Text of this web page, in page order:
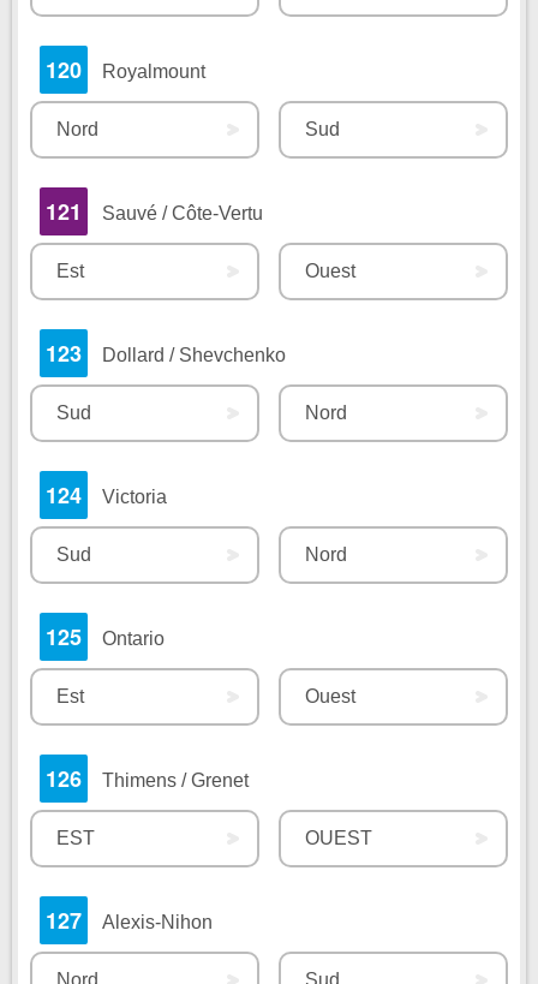
120 Royalmount
Nord Sud
121 Sauvé / Côte-Vertu
Est Ouest
123 Dollard / Shevchenko
Sud Nord
124 Victoria
Sud Nord
125 Ontario
Est Ouest
126 Thimens / Grenet
EST OUEST
127 Alexis-Nihon